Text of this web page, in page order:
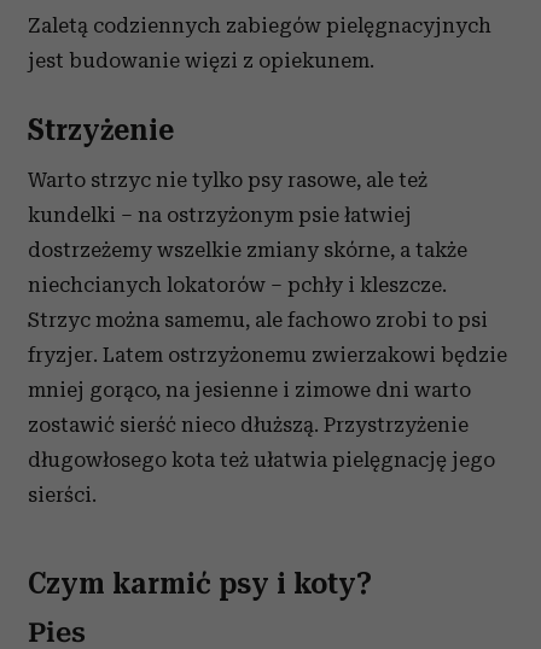
Zaletą codziennych zabiegów pielęgnacyjnych
jest budowanie więzi z opiekunem.
Strzyżenie
Warto strzyc nie tylko psy rasowe, ale też
kundelki – na ostrzyżonym psie łatwiej
dostrzeżemy wszelkie zmiany skórne, a także
niechcianych lokatorów – pchły i kleszcze.
Strzyc można samemu, ale fachowo zrobi to psi
fryzjer. Latem ostrzyżonemu zwierzakowi będzie
mniej gorąco, na jesienne i zimowe dni warto
zostawić sierść nieco dłuższą. Przystrzyżenie
długowłosego kota też ułatwia pielęgnację jego
sierści.
Czym karmić psy i koty?
Pies